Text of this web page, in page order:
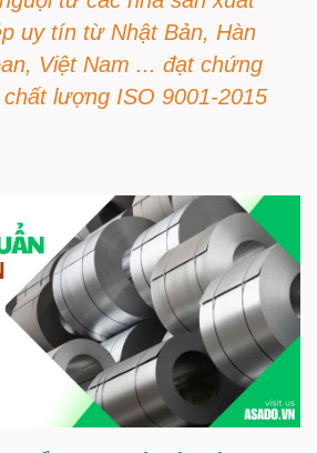
uy tín từ Nhật Bản, Hàn
Việt Nam ... đạt chứng
lượng ISO 9001-2015